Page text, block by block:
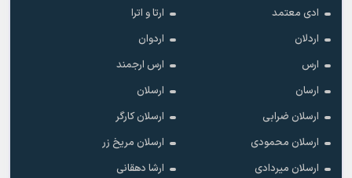
ادی معتمد
ارتا و اترا
اردلان
اردوان
ارس
ارس ارجمند
ارسان
ارسلان
ارسلان ضرابی
ارسلان کارگر
ارسلان محمودی
ارسلان مریخ زر
ارسلان میردادی
ارشا دهقانی